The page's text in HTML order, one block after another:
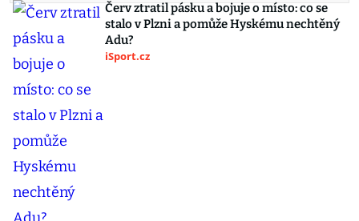
Červ ztratil pásku a bojuje o místo: co se
stalo v Plzni a pomůže Hyskému nechtěný
Adu?
iSport.cz